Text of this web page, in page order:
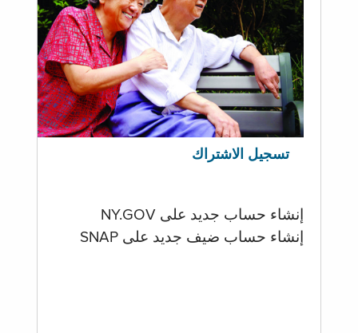
تسجيل الاشتراك
إنشاء حساب جديد على NY.GOV
إنشاء حساب ضيف جديد على SNAP